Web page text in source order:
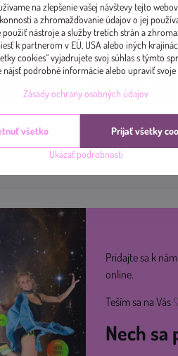
TwitterBlueskyPinterestReddit LinkedIn
Pridajte sa k
online.
Teším sa na Vás
Nech sa
na zlepšenie vašej návštevy tejto
a zhromažďovanie údajov o jej
nástroje a služby tretích strán a
k partnerom v EÚ, USA alebo iných
cookies“ vyjadrujete svoj súhlas s týmto
nájsť podrobné informácie alebo upraviť svoje
Zásady ochrany osobných údajov
Ukázať podrobnosti
Prijať všetky
všetko